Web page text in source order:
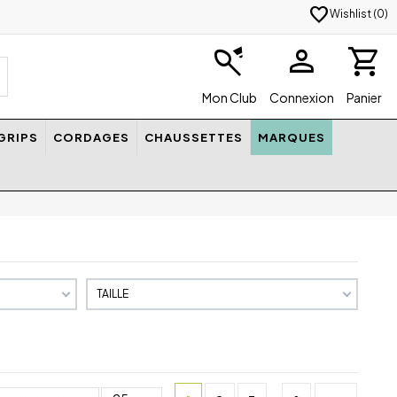
favoriteWishlist (0)
badminton
Mon Club
person
Connexion
shopping_cart
Panier
CORDAGES CHAUSSETTES MARQUES
TAILLE